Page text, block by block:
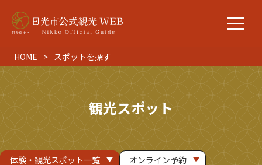
HOME スポットを探す
観光スポット
体験・観光スポット一覧 オンライン予約